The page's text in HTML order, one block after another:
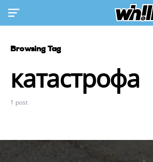
Browsing Tag
катастрофа
1 post